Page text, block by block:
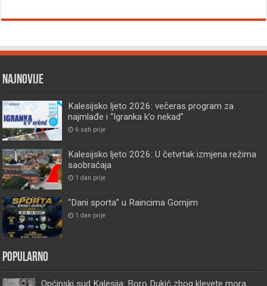
Najnovije
Kalesijsko ljeto 2026: večeras program za
najmlađe i “Igranka k’o nekad”
6 sati prije
Kalesijsko ljeto 2026: U četvrtak izmjena režima
saobraćaja
1 dan prije
“Dani sporta” u Raincima Gornjim
1 dan prije
Popularno
Općinski sud Kalesija: Boro Dukić zbog klevete mora